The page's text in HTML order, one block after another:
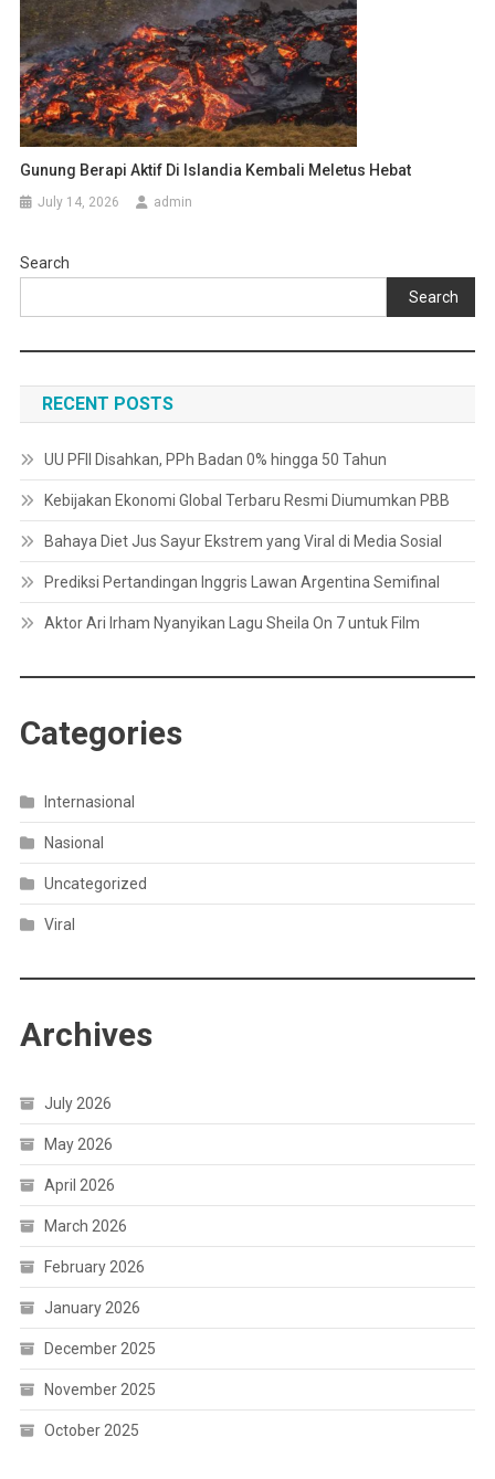
Gunung Berapi Aktif Di Islandia Kembali Meletus Hebat
July 14, 2026 admin
Search
Search
RECENT POSTS
UU PFII Disahkan, PPh Badan 0% hingga 50 Tahun
Kebijakan Ekonomi Global Terbaru Resmi Diumumkan PBB
Bahaya Diet Jus Sayur Ekstrem yang Viral di Media Sosial
Prediksi Pertandingan Inggris Lawan Argentina Semifinal
Aktor Ari Irham Nyanyikan Lagu Sheila On 7 untuk Film
Categories
Internasional
Nasional
Uncategorized
Viral
Archives
July 2026
May 2026
April 2026
March 2026
February 2026
January 2026
December 2025
November 2025
October 2025